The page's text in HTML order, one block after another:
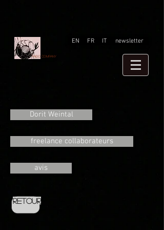
EN
Faido company
FR IT newsletter
Dorit Weintal
freelance collaborateurs
avis
Retour